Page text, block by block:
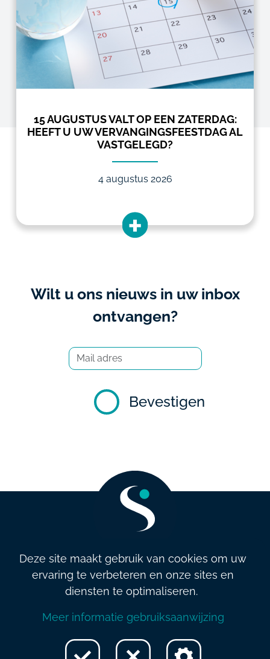
15 AUGUSTUS VALT OP EEN ZATERDAG:
HEEFT U UW VERVANGINGSFEESTDAG AL
VASTGELEGD?
4 augustus 2026
Wilt u ons nieuws in uw inbox
ontvangen?
Bevestigen
info@salarysolution.be • +32 2 521 79 79
kwaliteit
Deze site maakt gebruik van cookies om uw
ervaring te verbeteren en onze sites en
diensten te optimaliseren.
Meer informatie gebruiksaanwijzing